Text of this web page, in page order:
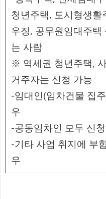
청년주택, 도시형생
우징, 공무원임대주
는 사람
※ 역세권 청년주택,
거주자는 신청 가능
-임대인(임차건물 집
우
-공동임차인 모두 신
-기타 사업 취지에 부
우